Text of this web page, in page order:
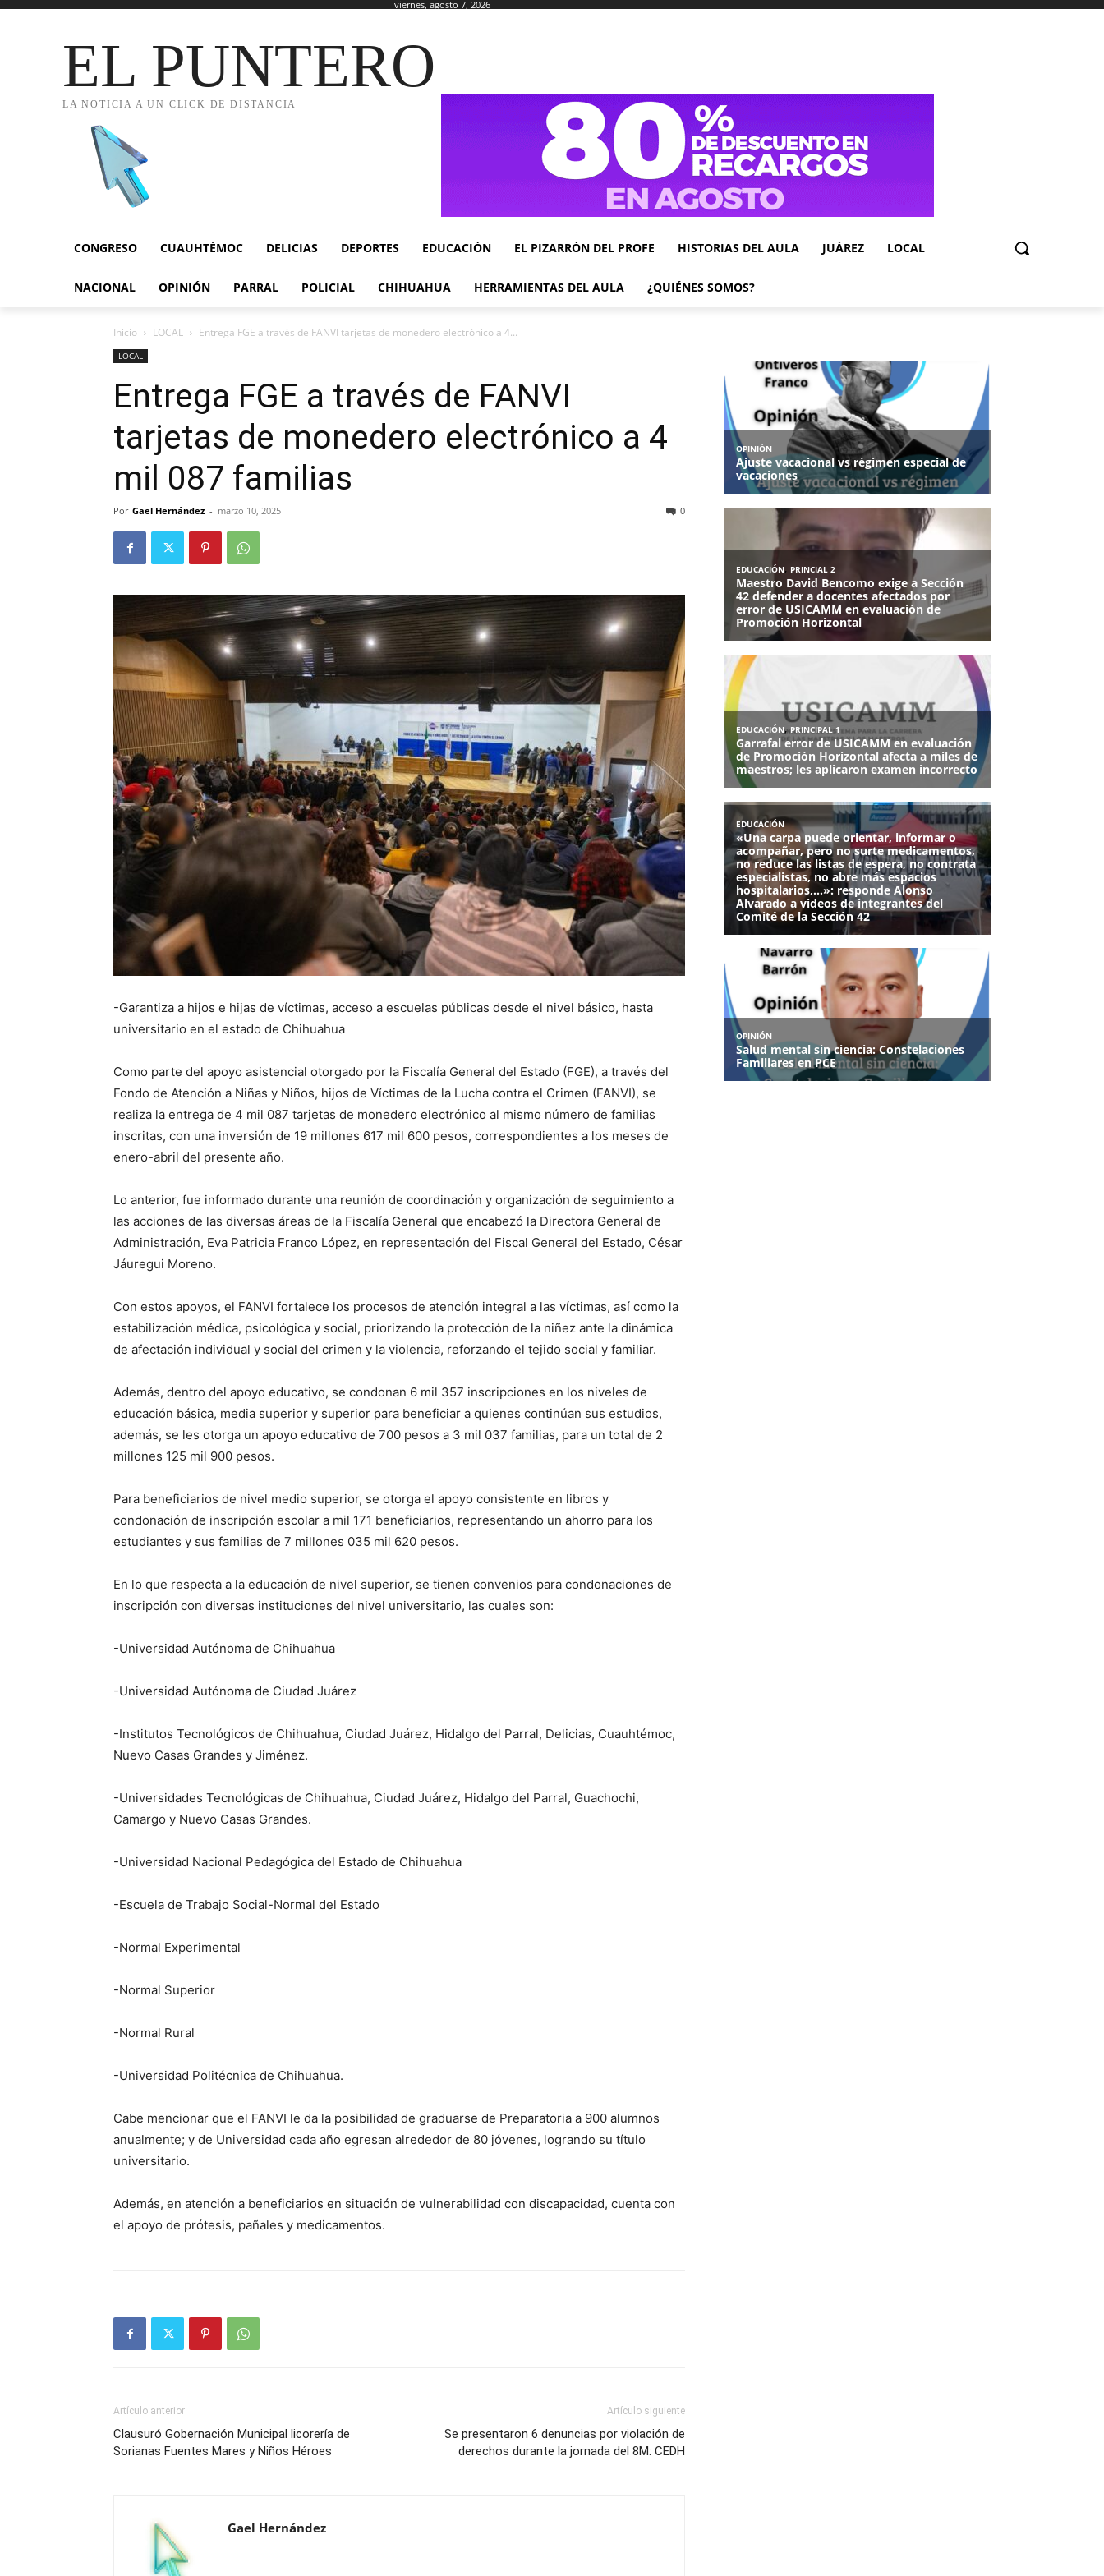
viernes, agosto 7, 2026
EL PUNTERO
LA NOTICIA A UN CLICK DE DISTANCIA
CONGRESO CUAUHTÉMOC DELICIAS DEPORTES EDUCACIÓN EL PIZARRÓN DEL PROFE HISTORIAS DEL AULA JUÁREZ LOCAL
NACIONAL OPINIÓN PARRAL POLICIAL CHIHUAHUA HERRAMIENTAS DEL AULA ¿QUIÉNES SOMOS?
Inicio LOCAL Entrega FGE a través de FANVI tarjetas de monedero electrónico a 4...
LOCAL
Entrega FGE a través de FANVI
tarjetas de monedero electrónico a 4
mil 087 familias
Por Gael Hernández - marzo 10, 2025 0
-Garantiza a hijos e hijas de víctimas, acceso a escuelas públicas desde el nivel básico, hasta
universitario en el estado de Chihuahua
Como parte del apoyo asistencial otorgado por la Fiscalía General del Estado (FGE), a través del
Fondo de Atención a Niñas y Niños, hijos de Víctimas de la Lucha contra el Crimen (FANVI), se
realiza la entrega de 4 mil 087 tarjetas de monedero electrónico al mismo número de familias
inscritas, con una inversión de 19 millones 617 mil 600 pesos, correspondientes a los meses de
enero-abril del presente año.
Lo anterior, fue informado durante una reunión de coordinación y organización de seguimiento a
las acciones de las diversas áreas de la Fiscalía General que encabezó la Directora General de
Administración, Eva Patricia Franco López, en representación del Fiscal General del Estado, César
Jáuregui Moreno.
Con estos apoyos, el FANVI fortalece los procesos de atención integral a las víctimas, así como la
estabilización médica, psicológica y social, priorizando la protección de la niñez ante la dinámica
de afectación individual y social del crimen y la violencia, reforzando el tejido social y familiar.
Además, dentro del apoyo educativo, se condonan 6 mil 357 inscripciones en los niveles de
educación básica, media superior y superior para beneficiar a quienes continúan sus estudios,
además, se les otorga un apoyo educativo de 700 pesos a 3 mil 037 familias, para un total de 2
millones 125 mil 900 pesos.
Para beneficiarios de nivel medio superior, se otorga el apoyo consistente en libros y
condonación de inscripción escolar a mil 171 beneficiarios, representando un ahorro para los
estudiantes y sus familias de 7 millones 035 mil 620 pesos.
En lo que respecta a la educación de nivel superior, se tienen convenios para condonaciones de
inscripción con diversas instituciones del nivel universitario, las cuales son:
-Universidad Autónoma de Chihuahua
-Universidad Autónoma de Ciudad Juárez
-Institutos Tecnológicos de Chihuahua, Ciudad Juárez, Hidalgo del Parral, Delicias, Cuauhtémoc,
Nuevo Casas Grandes y Jiménez.
-Universidades Tecnológicas de Chihuahua, Ciudad Juárez, Hidalgo del Parral, Guachochi,
Camargo y Nuevo Casas Grandes.
-Universidad Nacional Pedagógica del Estado de Chihuahua
-Escuela de Trabajo Social-Normal del Estado
-Normal Experimental
-Normal Superior
-Normal Rural
-Universidad Politécnica de Chihuahua.
Cabe mencionar que el FANVI le da la posibilidad de graduarse de Preparatoria a 900 alumnos
anualmente; y de Universidad cada año egresan alrededor de 80 jóvenes, logrando su título
universitario.
Además, en atención a beneficiarios en situación de vulnerabilidad con discapacidad, cuenta con
el apoyo de prótesis, pañales y medicamentos.
Artículo anterior
Clausuró Gobernación Municipal licorería de
Sorianas Fuentes Mares y Niños Héroes
Artículo siguiente
Se presentaron 6 denuncias por violación de
derechos durante la jornada del 8M: CEDH
Gael Hernández